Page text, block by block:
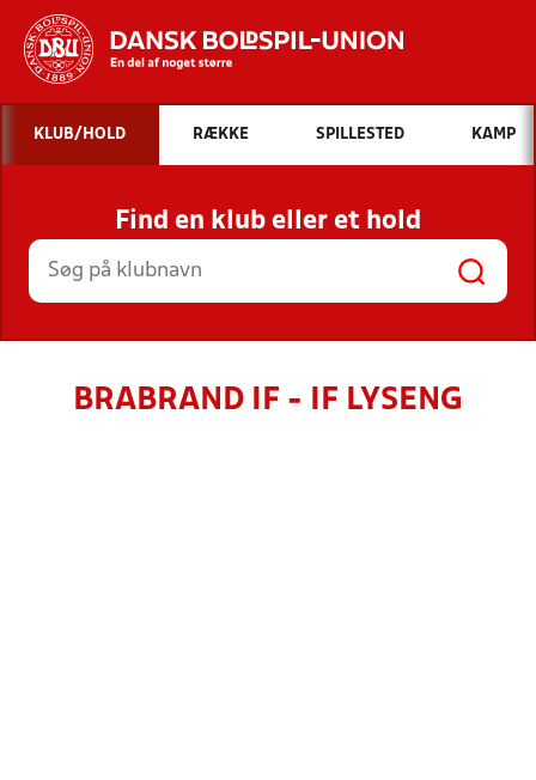
Hvad vil du søge efter?
INDHOLD OG NYHEDER
STILLINGER, RESULTATER, KLUBBER OG
HOLD
KLUB/HOLD RÆKKE SPILLESTED KAMP
Find en klub eller et hold
BRABRAND IF - IF LYSENG